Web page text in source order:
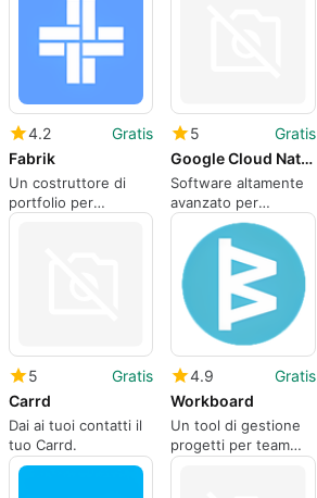
4.2
Gratis
Fabrik
Un costruttore di
portfolio per
persone del settore
5
Gratis
Google Cloud Natural Language API
Software altamente
avanzato per
estrarre informazioni
rilevanti da
documenti di testo.
5
Gratis
Carrd
Dai ai tuoi contatti il
tuo Carrd.
4.9
Gratis
Workboard
Un tool di gestione
progetti per team
molto piccoli.